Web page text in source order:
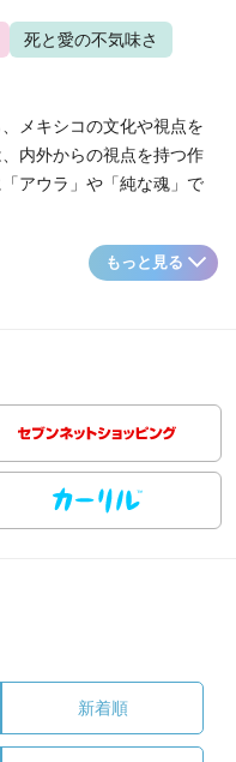
死と愛の不気味さ
メキシコの文化や視点を
内外からの視点を持つ作
アウラ」や「純な魂」で
もっと見る
新着順